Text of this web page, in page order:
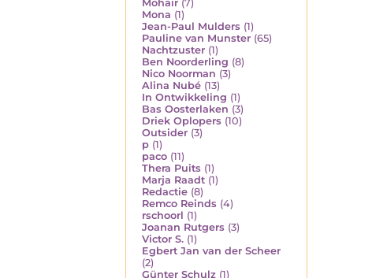
Mohair (7)
Mona (1)
Jean-Paul Mulders (1)
Pauline van Munster (65)
Nachtzuster (1)
Ben Noorderling (8)
Nico Noorman (3)
Alina Nubé (13)
In Ontwikkeling (1)
Bas Oosterlaken (3)
Driek Oplopers (10)
Outsider (3)
p (1)
paco (11)
Thera Puits (1)
Marja Raadt (1)
Redactie (8)
Remco Reinds (4)
rschoorl (1)
Joanan Rutgers (3)
Victor S. (1)
Egbert Jan van der Scheer
(2)
Günter Schulz (1)